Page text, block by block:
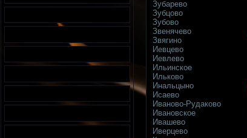
Зубарево
Зубцово
Зубово
Звенячево
Звягино
Иевцево
Иевлево
Ильинское
Ильково
Инальцыно
Исаево
Иваново-Рудаково
Ивановское
Ивашево
Иверцево